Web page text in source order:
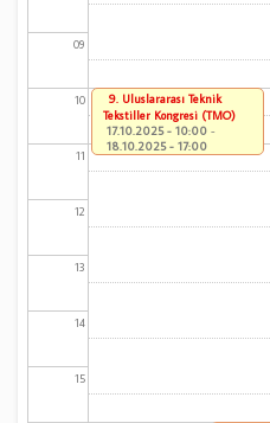
09
10
11
12
13
14
15
9. Uluslararası Teknik
Tekstiller Kongresi (TMO)
17.10.2025 - 10:00 -
18.10.2025 - 17:00